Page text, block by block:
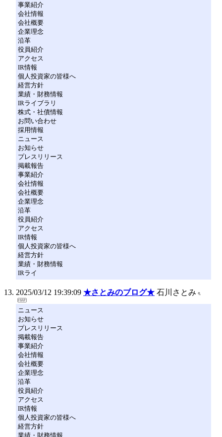
事業紹介
会社情報
会社概要
企業理念
沿革
役員紹介
アクセス
IR情報
個人投資家の皆様へ
経営方針
業績・財務情報
IRライブラリ
株式・社債情報
お問い合わせ
採用情報
ニュース
お知らせ
プレスリリース
掲載報告
事業紹介
会社情報
会社概要
企業理念
沿革
役員紹介
アクセス
IR情報
個人投資家の皆様へ
経営方針
業績・財務情報
IRライ
2025/03/12 19:39:09 ★さとみのブログ★ 石川さとみ
ニュース
お知らせ
プレスリリース
掲載報告
事業紹介
会社情報
会社概要
企業理念
沿革
役員紹介
アクセス
IR情報
個人投資家の皆様へ
経営方針
業績・財務情報